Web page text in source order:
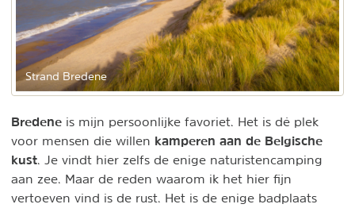
Strand Bredene
Bredene is mijn persoonlijke favoriet. Het is dé plek
voor mensen die willen kamperen aan de Belgische
kust. Je vindt hier zelfs de enige naturistencamping
aan zee. Maar de reden waarom ik het hier fijn
vertoeven vind is de rust. Het is de enige badplaats